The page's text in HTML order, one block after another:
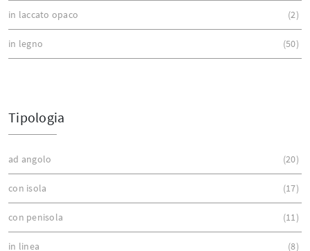
in laccato opaco 2
in legno 50
Tipologia
ad angolo 20
con isola 17
con penisola 11
in linea 8